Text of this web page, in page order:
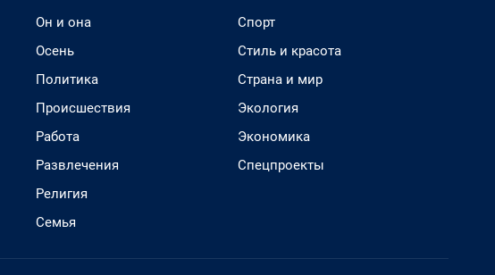
Он и она
Осень
Политика
Происшествия
Работа
Развлечения
Религия
Семья
Спорт
Стиль и красота
Страна и мир
Экология
Экономика
Спецпроекты